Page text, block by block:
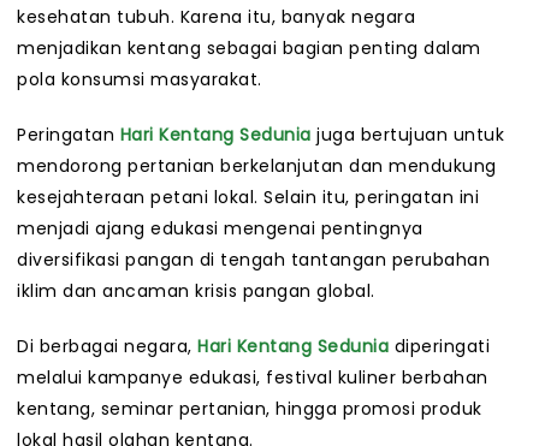
kesehatan tubuh. Karena itu, banyak negara
menjadikan kentang sebagai bagian penting dalam
pola konsumsi masyarakat.
Peringatan Hari Kentang Sedunia juga bertujuan untuk
mendorong pertanian berkelanjutan dan mendukung
kesejahteraan petani lokal. Selain itu, peringatan ini
menjadi ajang edukasi mengenai pentingnya
diversifikasi pangan di tengah tantangan perubahan
iklim dan ancaman krisis pangan global.
Di berbagai negara, Hari Kentang Sedunia diperingati
melalui kampanye edukasi, festival kuliner berbahan
kentang, seminar pertanian, hingga promosi produk
lokal hasil olahan kentang.